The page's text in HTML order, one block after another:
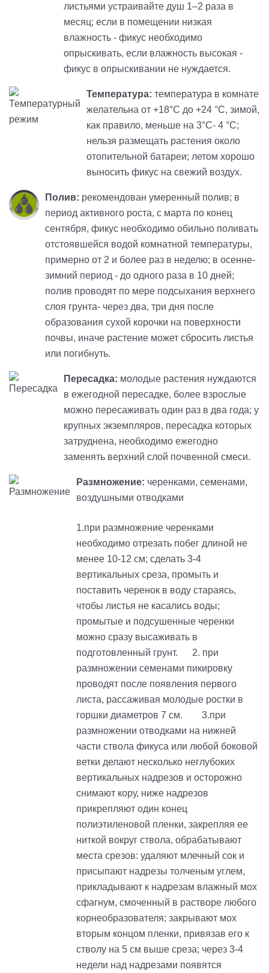
листьями устраивайте душ 1–2 раза в
месяц; если в помещении низкая
влажность - фикус необходимо
опрыскивать, если влажность высокая -
фикус в опрыскивании не нуждается.
Температура: температура в комнате
желательна от +18°С до +24 °С, зимой,
как правило, меньше на 3°С- 4 °С;
нельзя размещать растения около
отопительной батареи; летом хорошо
выносить фикус на свежий воздух.
Полив: рекомендован умеренный полив; в
период активного роста, с марта по конец
сентября, фикус необходимо обильно поливать
отстоявшейся водой комнатной температуры,
примерно от 2 и более раз в неделю; в осенне-
зимний период - до одного раза в 10 дней;
полив проводят по мере подсыхания верхнего
слоя грунта- через два, три дня после
образования сухой корочки на поверхности
почвы, иначе растение может сбросить листья
или погибнуть.
Пересадка: молодые растения нуждаются
в ежегодной пересадке, более взрослые
можно пересаживать один раз в два года; у
крупных экземпляров, пересадка которых
затруднена, необходимо ежегодно
заменять верхний слой почвенной смеси.
Размножение: черенками, семенами,
воздушными отводками
1.при размножение черенками
необходимо отрезать побег длиной не
менее 10-12 см; сделать 3-4
вертикальных среза, промыть и
поставить черенок в воду стараясь,
чтобы листья не касались воды;
промытые и подсушенные черенки
можно сразу высаживать в
подготовленный грунт. 2. при
размножении семенами пикировку
проводят после появления первого
листа, рассаживая молодые ростки в
горшки диаметров 7 см. 3.при
размножении отводками на нижней
части ствола фикуса или любой боковой
ветки делают несколько неглубоких
вертикальных надрезов и осторожно
снимают кору, ниже надрезов
прикрепляют один конец
полиэтиленовой пленки, закрепляя ее
ниткой вокруг ствола, обрабатывают
места срезов: удаляют млечный сок и
присыпают надрезы толченым углем,
прикладывают к надрезам влажный мох
сфагнум, смоченный в растворе любого
корнеобразователя; закрывают мох
вторым концом пленки, привязав его к
стволу на 5 см выше среза; через 3-4
недели над надрезами появятся